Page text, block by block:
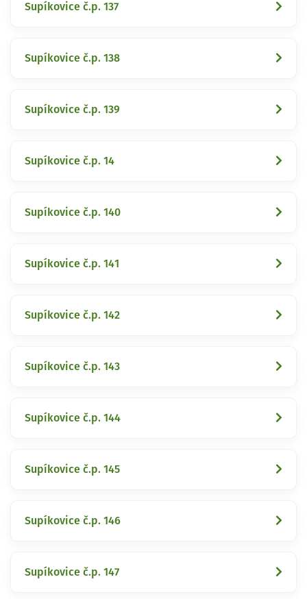
Supíkovice č.p. 137
Supíkovice č.p. 138
Supíkovice č.p. 139
Supíkovice č.p. 14
Supíkovice č.p. 140
Supíkovice č.p. 141
Supíkovice č.p. 142
Supíkovice č.p. 143
Supíkovice č.p. 144
Supíkovice č.p. 145
Supíkovice č.p. 146
Supíkovice č.p. 147